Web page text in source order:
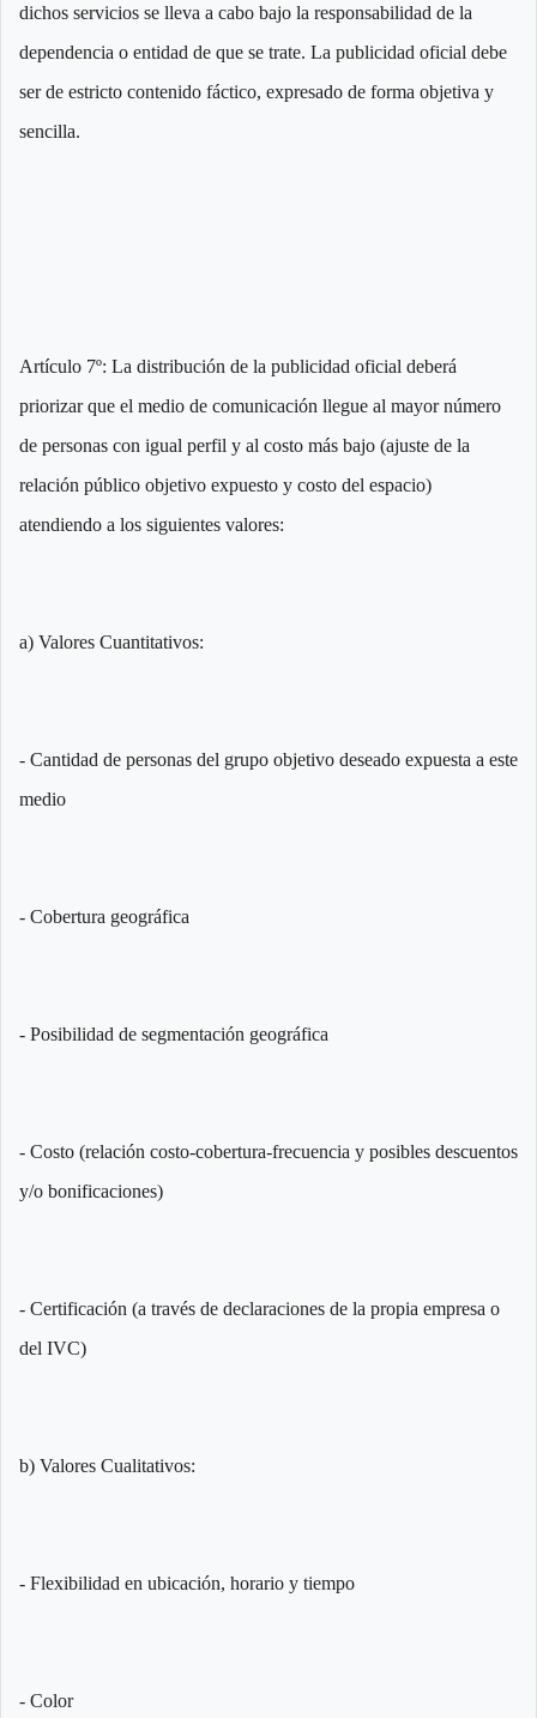
dichos servicios se lleva a cabo bajo la responsabilidad de la
dependencia o entidad de que se trate. La publicidad oficial debe
ser de estricto contenido fáctico, expresado de forma objetiva y
sencilla.
Artículo 7º: La distribución de la publicidad oficial deberá
priorizar que el medio de comunicación llegue al mayor número
de personas con igual perfil y al costo más bajo (ajuste de la
relación público objetivo expuesto y costo del espacio)
atendiendo a los siguientes valores:
a) Valores Cuantitativos:
- Cantidad de personas del grupo objetivo deseado expuesta a este
medio
- Cobertura geográfica
- Posibilidad de segmentación geográfica
- Costo (relación costo-cobertura-frecuencia y posibles descuentos
y/o bonificaciones)
- Certificación (a través de declaraciones de la propia empresa o
del IVC)
b) Valores Cualitativos:
- Flexibilidad en ubicación, horario y tiempo
- Color